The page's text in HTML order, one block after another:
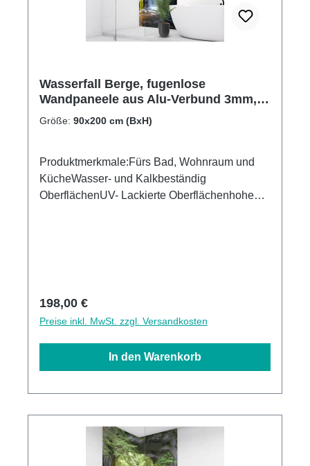
Wasserfall Berge, fugenlose
Wandpaneele aus Alu-Verbund 3mm,
Duschrückwand
Größe: 90x200 cm (BxH)
Produktmerkmale:Fürs Bad, Wohnraum und
KücheWasser- und Kalkbeständig
OberflächenUV- Lackierte Oberflächenhohe
Regulärer Preis:
198,00 €
Preise inkl. MwSt. zzgl. Versandkosten
In den Warenkorb